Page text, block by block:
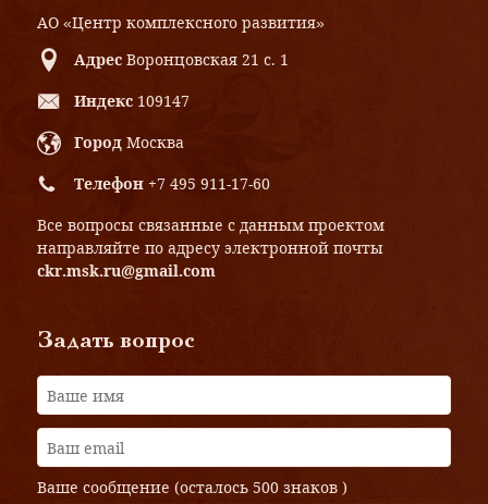
АО «Центр комплексного развития»
Адрес Воронцовская 21 с. 1
Индекс 109147
Город Москва
Телефон +7 495 911-17-60
Все вопросы связанные с данным проектом
направляйте по адресу электронной почты
ckr.msk.ru@gmail.com
Задать вопрос
Ваше сообщение (осталось 500 знаков )